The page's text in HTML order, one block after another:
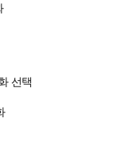
선택